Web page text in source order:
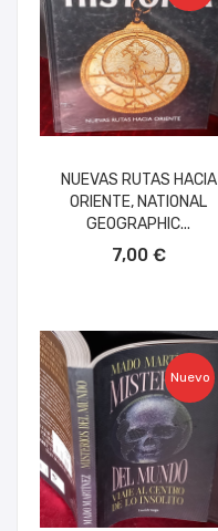
NUEVAS RUTAS HACIA
ORIENTE, NATIONAL
GEOGRAPHIC...
7,00 €
Nuevo